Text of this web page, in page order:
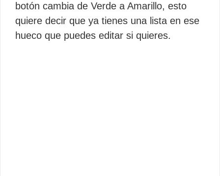
botón cambia de Verde a Amarillo, esto
quiere decir que ya tienes una lista en ese
hueco que puedes editar si quieres.